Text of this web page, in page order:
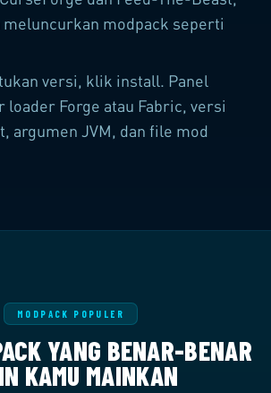
meluncurkan modpack seperti
versi, klik install. Panel
loader Forge atau Fabric, versi
argumen JVM, dan file mod
MODPACK POPULER
YANG BENAR-BENAR
KAMU MAINKAN